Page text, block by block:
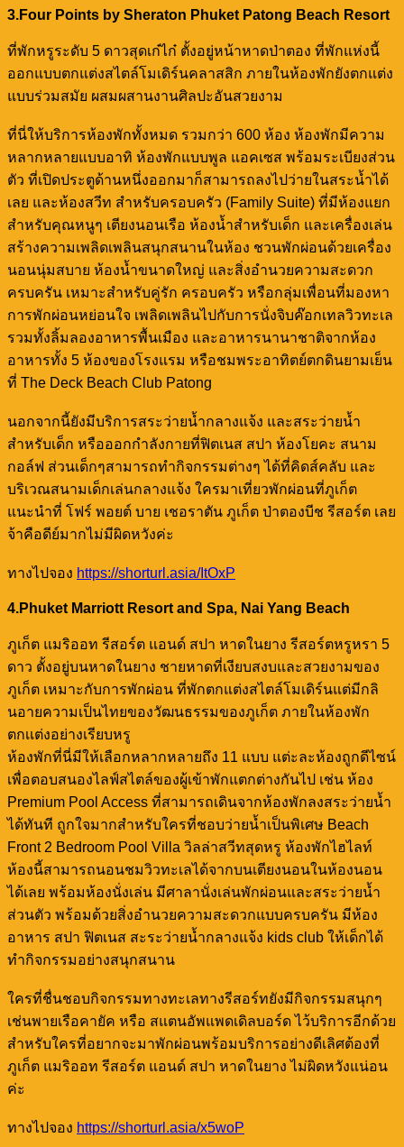
3.Four Points by Sheraton Phuket Patong Beach Resort
ที่พักหรูระดับ 5 ดาวสุดเก๋ไก๋ ตั้งอยู่หน้าหาดป่าตอง ที่พักแห่งนี้
ออกแบบตกแต่งสไตล์โมเดิร์นคลาสสิก ภายในห้องพักยังตกแต่ง
แบบร่วมสมัย ผสมผสานงานศิลปะอันสวยงาม
ที่นี่ให้บริการห้องพักทั้งหมด รวมกว่า 600 ห้อง ห้องพักมีความ
หลากหลายแบบอาทิ ห้องพักแบบพูล แอคเซส พร้อมระเบียงส่วน
ตัว ที่เปิดประตูด้านหนึ่งออกมาก็สามารถลงไปว่ายในสระน้ำได้
เลย และห้องสวีท สำหรับครอบครัว (Family Suite) ที่มีห้องแยก
สำหรับคุณหนูๆ เตียงนอนเรือ ห้องน้ำสำหรับเด็ก และเครื่องเล่น
สร้างความเพลิดเพลินสนุกสนานในห้อง ชวนพักผ่อนด้วยเครื่อง
นอนนุ่มสบาย ห้องน้ำขนาดใหญ่ และสิ่งอำนวยความสะดวก
ครบครัน เหมาะสำหรับคู่รัก ครอบครัว หรือกลุ่มเพื่อนที่มองหา
การพักผ่อนหย่อนใจ เพลิดเพลินไปกับการนั่งจิบค๊อกเทลวิวทะเล
รวมทั้งลิ้มลองอาหารพื้นเมือง และอาหารนานาชาติจากห้อง
อาหารทั้ง 5 ห้องของโรงแรม หรือชมพระอาทิตย์ตกดินยามเย็น
ที่ The Deck Beach Club Patong
นอกจากนี้ยังมีบริการสระว่ายน้ำกลางแจ้ง และสระว่ายน้ำ
สำหรับเด็ก หรือออกกำลังกายที่ฟิตเนส สปา ห้องโยคะ สนาม
กอล์ฟ ส่วนเด็กๆสามารถทำกิจกรรมต่างๆ ได้ที่คิดส์คลับ และ
บริเวณสนามเด็กเล่นกลางแจ้ง ใครมาเที่ยวพักผ่อนที่ภูเก็ต
แนะนำที่ โฟร์ พอยต์ บาย เชอราตัน ภูเก็ต ป่าตองบีช รีสอร์ต เลย
จ้าคือดีย์มากไม่มีผิดหวังค่ะ
ทางไปจอง https://shorturl.asia/ItOxP
4.Phuket Marriott Resort and Spa, Nai Yang Beach
ภูเก็ต แมริออท รีสอร์ต แอนด์ สปา หาดในยาง รีสอร์ตหรูหรา 5
ดาว ตั้งอยู่บนหาดในยาง ชายหาดที่เงียบสงบและสวยงามของ
ภูเก็ต เหมาะกับการพักผ่อน ที่พักตกแต่งสไตล์โมเดิร์นแต่มีกลิ
นอายความเป็นไทยของวัฒนธรรมของภูเก็ต ภายในห้องพัก
ตกเเต่งอย่างเรียบหรู
ห้องพักที่นี่มีให้เลือกหลากหลายถึง 11 แบบ แต่ะละห้องถูกดีไซน์
เพื่อตอบสนองไลฟ์สไตล์ของผู้เข้าพักแตกต่างกันไป เช่น ห้อง
Premium Pool Access ที่สามารถเดินจากห้องพักลงสระว่ายน้ำ
ได้ทันที ถูกใจมากสำหรับใครที่ชอบว่ายน้ำเป็นพิเศษ Beach
Front 2 Bedroom Pool Villa วิลล่าสวีทสุดหรู ห้องพักไฮไลท์
ห้องนี้สามารถนอนชมวิวทะเลได้จากบนเตียงนอนในห้องนอน
ได้เลย พร้อมห้องนั่งเล่น มีศาลานั่งเล่นพักผ่อนและสระว่ายน้ำ
ส่วนตัว พร้อมด้วยสิ่งอำนวยความสะดวกแบบครบครัน มีห้อง
อาหาร สปา ฟิตเนส สะระว่ายน้ำกลางแจ้ง kids club ให้เด็กได้
ทำกิจกรรมอย่างสนุกสนาน
ใครที่ชื่นชอบกิจกรรมทางทะเลทางรีสอร์ทยังมีกิจกรรมสนุกๆ
เช่นพายเรือคายัค หรือ สแตนอัพแพดเดิลบอร์ด ไว้บริการอีกด้วย
สำหรับใครที่อยากจะมาพักผ่อนพร้อมบริการอย่างดีเลิศต้องที่
ภูเก็ต แมริออท รีสอร์ต แอนด์ สปา หาดในยาง ไม่ผิดหวังแน่อน
ค่ะ
ทางไปจอง https://shorturl.asia/x5woP